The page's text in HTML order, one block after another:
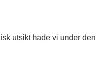
utsikt hade vi under den